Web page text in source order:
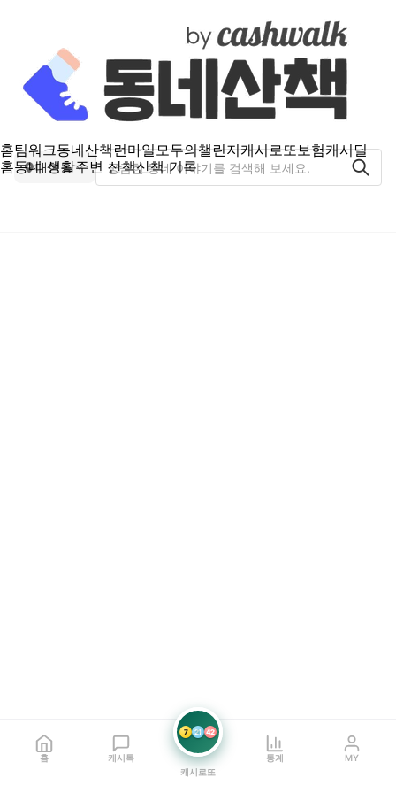
홈팀워크동네산책런마일모두의챌린지캐시로또보험캐시딜
홈동네 생활주변 산책산책 기록
대현동
홈 캐시톡
7 21 42
캐시로또
통계 MY